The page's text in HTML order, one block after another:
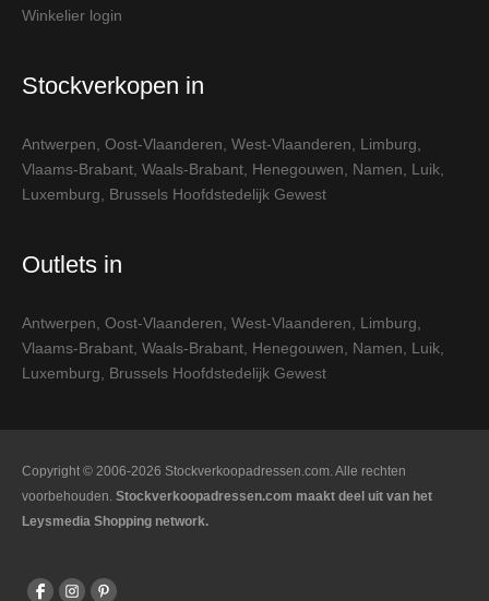
Winkelier login
Stockverkopen in
Antwerpen Oost-Vlaanderen West-Vlaanderen Limburg
Vlaams-Brabant Waals-Brabant Henegouwen Namen Luik
Luxemburg
Brussels Hoofdstedelijk Gewest
Outlets in
Antwerpen Oost-Vlaanderen West-Vlaanderen Limburg
Vlaams-Brabant Waals-Brabant Henegouwen Namen Luik
Luxemburg
Brussels Hoofdstedelijk Gewest
Copyright © 2006-2026 Stockverkoopadressen.com. Alle rechten
voorbehouden. Stockverkoopadressen.com maakt deel uit van het
Leysmedia Shopping network.